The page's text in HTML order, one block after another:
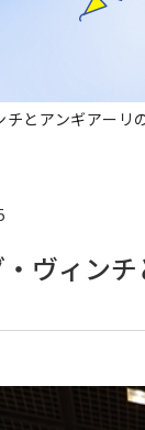
とアンギアーリ
ヴィン